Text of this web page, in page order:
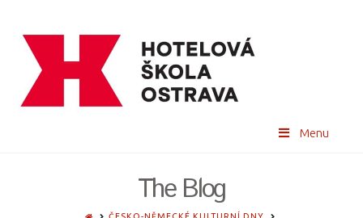
Menu
The Blog
HOME